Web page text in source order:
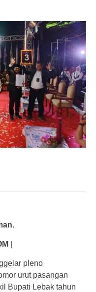
pleno
urut pasangan
Bupati Lebak tahun